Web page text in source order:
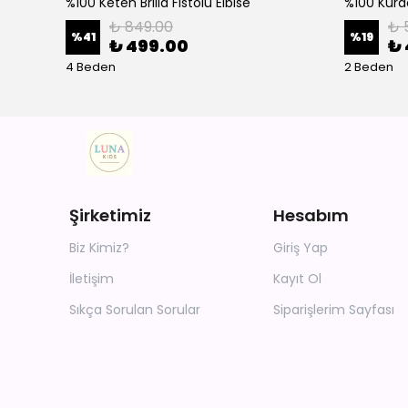
%41 ₺ 849.00
₺ 499.00
4 Beden
%19 ₺
₺
2 Beden
Şirketimiz
Biz Kimiz?
İletişim
Sıkça Sorulan Sorular
Hesabım
Giriş Yap
Kayıt Ol
Siparişlerim Sayfası